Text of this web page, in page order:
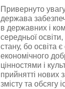
Привернуто
держава
в державних і
середньої
стану, бо освіта є
економічного
цінностями і
прийнятті нових
змісту та обсягу